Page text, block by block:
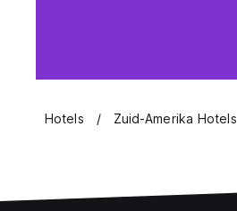
Hotels Zuid-Amerika Hotels